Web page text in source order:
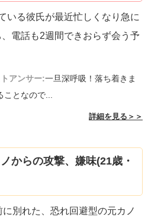
いる彼氏が最近忙しくなり急に
電話も2週間できおらず会う予
アンサー:一旦深呼吸！落ち着きま
となので...
詳細を見る＞＞
からの攻撃、嫌味(21歳・
別れた、恐れ回避型の元カノ